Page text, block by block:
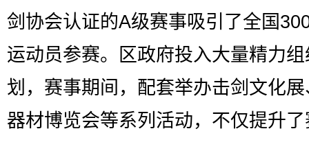
剑协会认证的A级赛事吸引了全国
运动员参赛。区政府投入大量精力
划，赛事期间，配套举办击剑文化
器材博览会等系列活动，不仅提升